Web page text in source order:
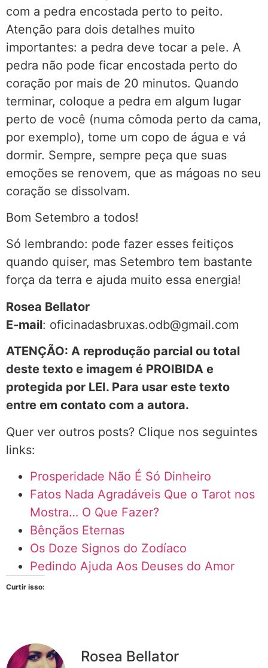
com a pedra encostada perto to peito.
Atenção para dois detalhes muito
importantes: a pedra deve tocar a pele. A
pedra não pode ficar encostada perto do
coração por mais de 20 minutos. Quando
terminar, coloque a pedra em algum lugar
perto de você (numa cômoda perto da cama,
por exemplo), tome um copo de água e vá
dormir. Sempre, sempre peça que suas
emoções se renovem, que as mágoas no seu
coração se dissolvam.
Bom Setembro a todos!
Só lembrando: pode fazer esses feitiços
quando quiser, mas Setembro tem bastante
força da terra e ajuda muito essa energia!
Rosea Bellator
E-mail: oficinadasbruxas.odb@gmail.com
ATENÇÃO: A reprodução parcial ou total
deste texto e imagem é PROIBIDA e
protegida por LEI. Para usar este texto
entre em contato com a autora.
Quer ver outros posts? Clique nos seguintes
links:
Prosperidade Não É Só Dinheiro
Fatos Nada Agradáveis Que o Tarot nos
Mostra… O Que Fazer?
Bênçãos Eternas
Os Doze Signos do Zodíaco
Pedindo Ajuda Aos Deuses do Amor
Curtir isso:
Rosea Bellator